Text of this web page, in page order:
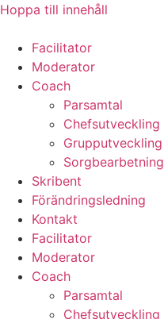
Hoppa till innehåll
Facilitator
Moderator
Coach
Parsamtal
Chefsutveckling
Grupputveckling
Sorgbearbetning
Skribent
Förändringsledning
Kontakt
Facilitator
Moderator
Coach
Parsamtal
Chefsutveckling